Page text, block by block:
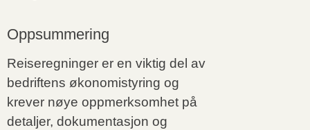
Oppsummering
Reiseregninger er en viktig del av
bedriftens økonomistyring og
krever nøye oppmerksomhet på
detaljer, dokumentasjon og